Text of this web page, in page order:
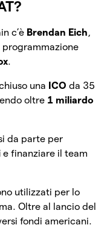
c’è Brendan Eich,
programmazione
.
una ICO da 35
oltre 1 miliardo
da parte per
e finanziare il team
utilizzati per lo
Oltre al lancio del
fondi americani.